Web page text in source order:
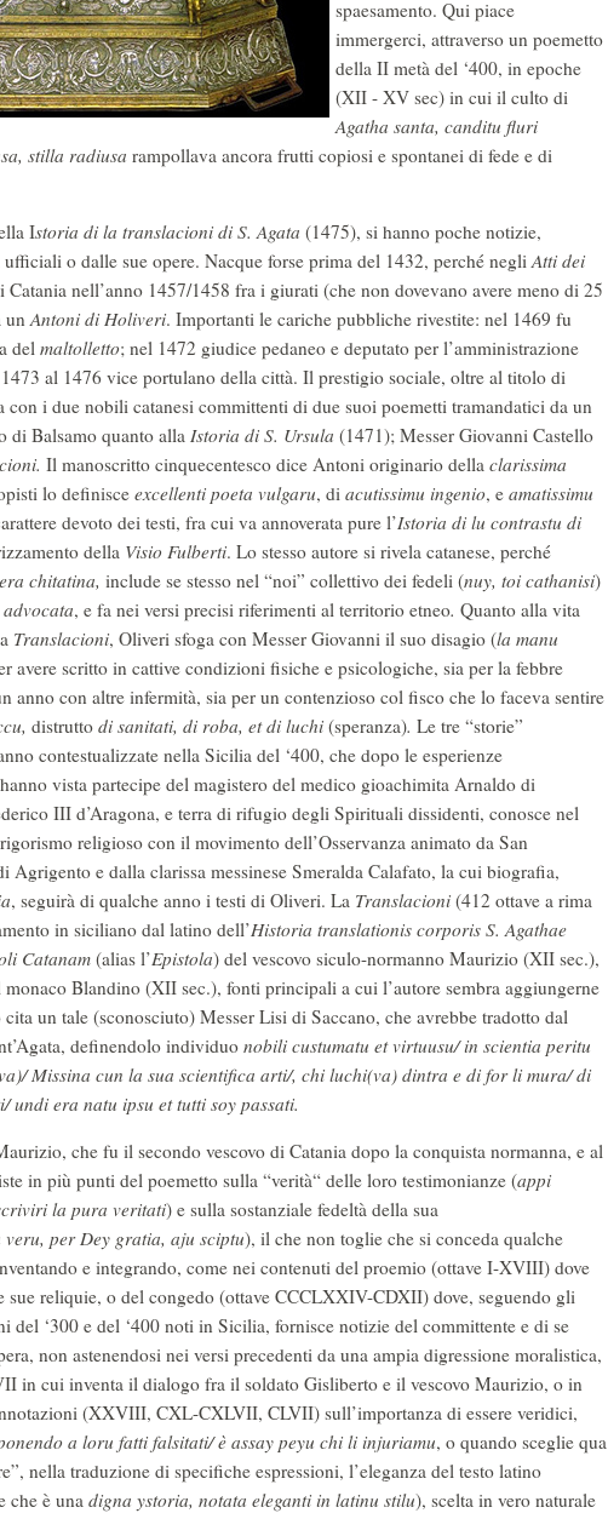
spaesamento. Qui piace
immergerci, attraverso un poemetto
della II metà del ‘400, in epoche
(XII - XV sec) in cui il culto di
Agatha santa, canditu fluri
stilla radiusa rampollava ancora frutti copiosi e spontanei di fede e di
Istoria di la translacioni di S. Agata (1475), si hanno poche notizie,
o dalle sue opere. Nacque forse prima del 1432, perché negliAtti dei
nell’anno 1457/1458 fra i giurati (che non dovevano avere meno di 25
unAntoni di Holiveri. Importanti le cariche pubbliche rivestite: nel 1469 fu
del maltolletto; nel 1472 giudice pedaneo e deputato per l’amministrazione
al 1476 vice portulano della città. Il prestigio sociale, oltre al titolo di
con i due nobili catanesi committenti di due suoi poemetti tramandatici da un
di Balsamo quanto alla Istoria di S. Ursula (1471); Messer Giovanni Castello
Il manoscritto cinquecentesco dice Antoni originario della clarissima
lo definisceexcellenti poeta vulgaru, di acutissimu ingenio, e amatissimu
devoto dei testi, fra cui va annoverata pure l’Istoria di lu contrastu di
della Visio Fulberti. Lo stesso autore si rivela catanese, perché
chitatina, include se stesso nel “noi” collettivo dei fedeli (nuy, toi cathanisi)
advocata, e fa nei versi precisi riferimenti al territorio etneo. Quanto alla vita
Translacioni, Oliveri sfoga con Messer Giovanni il suo disagio (la manu
avere scritto in cattive condizioni fisiche e psicologiche, sia per la febbre
anno con altre infermità, sia per un contenzioso col fisco che lo faceva sentire
distrutto di sanitati, di roba, et di luchi (speranza). Le tre “storie”
contestualizzate nella Sicilia del ‘400, che dopo le esperienze
vista partecipe del magistero del medico gioachimita Arnaldo di
III d’Aragona, e terra di rifugio degli Spirituali dissidenti, conosce nel
religioso con il movimento dell’Osservanza animato da San
Agrigento e dalla clarissa messinese Smeralda Calafato, la cui biografia,
, seguirà di qualche anno i testi di Oliveri. La Translacioni (412 ottave a rima
in siciliano dal latino dell’Historia translationis corporis S. Agathae
Catanam (alias l’Epistola) del vescovo siculo-normanno Maurizio (XII sec.),
monaco Blandino (XII sec.), fonti principali a cui l’autore sembra aggiungerne
un tale (sconosciuto) Messer Lisi di Saccano, che avrebbe tradotto dal
definendolo individuo nobili custumatu et virtuusu/ in scientia peritu
Missina cun la sua scientifica arti/, chi luchi(va) dintra e di for li mura/ di
era natu ipsu et tutti soy passati.
che fu il secondo vescovo di Catania dopo la conquista normanna, e al
in più punti del poemetto sulla “verità“ delle loro testimonianze (appi
la pura veritati) e sulla sostanziale fedeltà della sua
veru, per Dey gratia, aju sciptu), il che non toglie che si conceda qualche
e integrando, come nei contenuti del proemio (ottave I-XVIII) dove
sue reliquie, o del congedo (ottave CCCLXXIV-CDXII) dove, seguendo gli
del ‘300 e del ‘400 noti in Sicilia, fornisce notizie del committente e di se
non astenendosi nei versi precedenti da una ampia digressione moralistica,
in cui inventa il dialogo fra il soldato Gisliberto e il vescovo Maurizio, o in
(XXVIII, CXL-CXLVII, CLVII) sull’importanza di essere veridici,
a loru fatti falsitati/ è assay peyu chi li injuriamu, o quando sceglie qua
nella traduzione di specifiche espressioni, l’eleganza del testo latino
che è una digna ystoria, notata eleganti in latinu stilu), scelta in vero naturale